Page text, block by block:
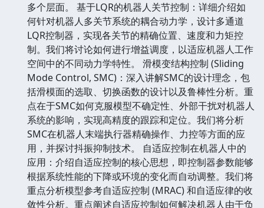
多个层面。 基于LQR的机器人关节控制：详细介绍如
何针对机器人多关节系统的耦合动力学，设计多通道
LQR控制器，实现各关节的精确位置、速度和力矩控
制。我们将讨论如何进行增益调度，以适应机器人工作
空间中的不同动力学特性。 滑模变结构控制 (Sliding
Mode Control, SMC)：深入讲解SMC的设计理念，包
括滑模面的选取、切换函数的设计以及鲁棒性分析。重
点在于SMC如何克服模型不确定性、外部干扰对机器人
系统的影响，实现高精度的跟踪和定位。我们将分析
SMC在机器人末端执行器精确操作、力控等方面的应
用，并探讨抖振抑制技术。 自适应控制在机器人中的
应用：介绍自适应控制的核心思想，即控制器参数能够
根据系统性能的下降或环境的变化而自动调整。我们将
重点分析模型参考自适应控制 (MRAC) 和自适应律的收
敛性分析。重点阐述自适应控制如何解决机器人由于负